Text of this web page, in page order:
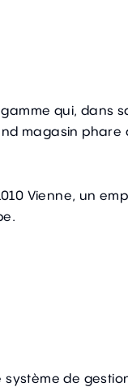
qui, dans
magasin phare
Vienne, un
de